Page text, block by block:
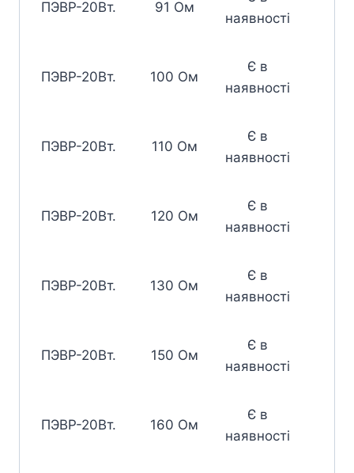
ПЭВР-20Вт. 91 Ом
наявності
ПЭВР-20Вт. 100 Ом
Є в
наявності
ПЭВР-20Вт. 110 Ом
Є в
наявності
ПЭВР-20Вт. 120 Ом
Є в
наявності
ПЭВР-20Вт. 130 Ом
Є в
наявності
ПЭВР-20Вт. 150 Ом
Є в
наявності
ПЭВР-20Вт. 160 Ом
Є в
наявності